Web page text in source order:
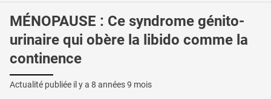
MÉNOPAUSE : Ce syndrome génito-
urinaire qui obère la libido comme la
continence
Actualité publiée il y a 8 années 9 mois